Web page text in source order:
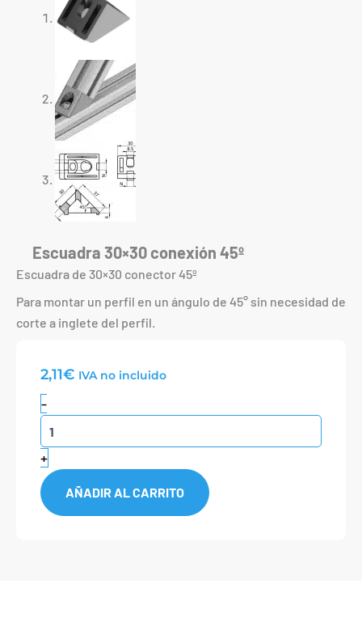
Escuadra 30×30 conexión 45º
Escuadra de 30×30 conector 45º
Para montar un perfil en un ángulo de 45° sin necesidad de
corte a inglete del perfil.
2,11€ IVA no incluido
-
30x30
conexión
45º
cantidad
+
AÑADIR AL CARRITO